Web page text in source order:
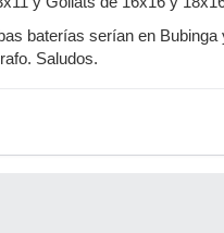
baterías serían en
Saludos.